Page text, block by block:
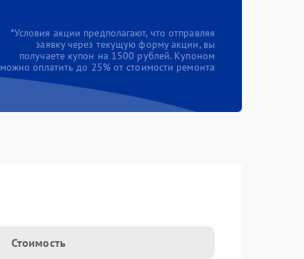
*Условия акции предполагают, что отправляя
заявку через текущую форму акции, вы
получаете купон на 1500 рублей. Купоном
можно оплатить до 25% от стоимости ремонта
Стоимость